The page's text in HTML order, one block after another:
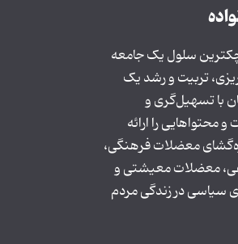
سلول یک جامعه
تربیت و رشد یک
با تسهیل‌گری و
محتواهایی را ارائه
معضلات فرهنگی،
معضلات معیشتی و
سیاسی در زندگی مردم